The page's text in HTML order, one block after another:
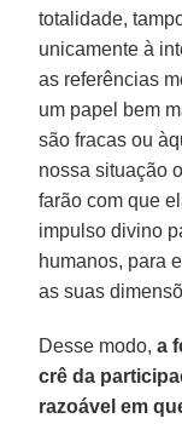
totalidade,
unicamente à
as referências
um papel bem
são fracas ou
nossa situação
farão com que
impulso divino
humanos, para
as suas
Desse modo,a
crê da
razoável em